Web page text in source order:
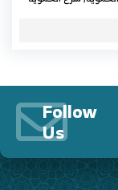
Follow
Us